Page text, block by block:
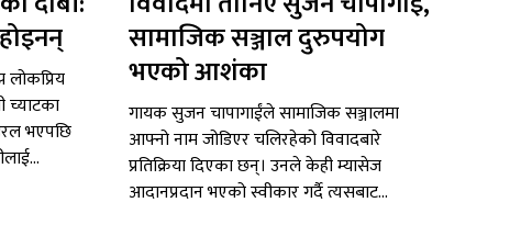
लोकप्रिय
च्याटका
भएपछि
सामाजिक सञ्जाल दुरुपयोग
भएको आशंका
गायक सुजन चापागाईंले सामाजिक सञ्जालमा
आफ्नो नाम जोडिएर चलिरहेको विवादबारे
प्रतिक्रिया दिएका छन्। उनले केही म्यासेज
आदानप्रदान भएको स्वीकार गर्दै त्यसबाट...